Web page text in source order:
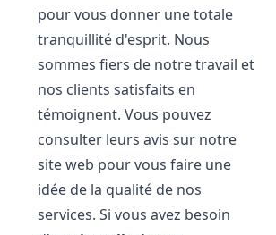
pour vous donner une totale
tranquillité d'esprit. Nous
sommes fiers de notre travail et
nos clients satisfaits en
témoignent. Vous pouvez
consulter leurs avis sur notre
site web pour vous faire une
idée de la qualité de nos
services. Si vous avez besoin